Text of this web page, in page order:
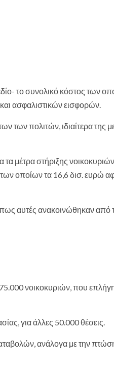
το συνολικό κόστος των
ασφαλιστικών εισφορών.
των πολιτών, ιδιαίτερα της
μέτρα στήριξης
οποίων τα 16,6 δισ. ευρώ
όπως αυτές ανακοινώθηκαν
νοικοκυριών, που
για άλλες 50.000 θέσεις.
ανάλογα με την